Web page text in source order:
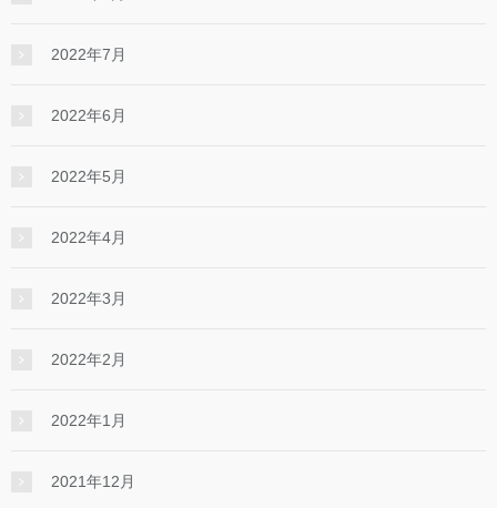
2022年7月
2022年6月
2022年5月
2022年4月
2022年3月
2022年2月
2022年1月
2021年12月